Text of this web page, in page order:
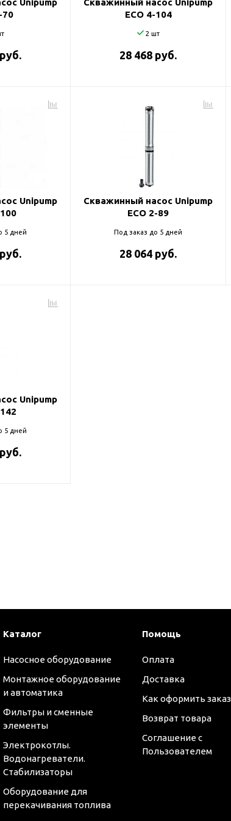
Unipump
70
Скважинный насос Unipump
ECO 4-104
2 шт
28 468 руб.
Unipump
5 дней
Скважинный насос Unipump
ECO 2-89
Под заказ до 5 дней
28 064 руб.
Unipump
5 дней
Каталог
Насосное оборудование
Монтажное оборудование
и автоматика
Фильтры и сменные
элементы
Электрокотлы.
Водонагреватели.
Стабилизаторы
Оборудование для
перекачивания топлива
Помощь
Оплата
Доставка
Как оформить заказ
Возврат товара
Соглашение с
Пользователем